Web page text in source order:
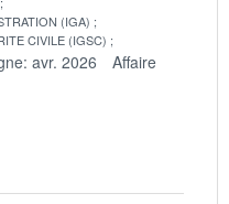
(IGA)
CIVILE (IGSC)
avr. 2026
Affaire